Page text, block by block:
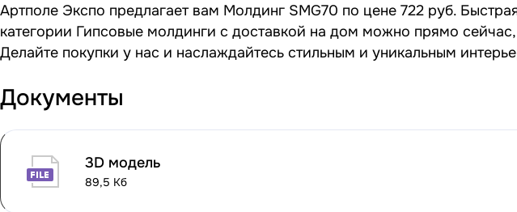
Артполе Экспо предлагает вам Молдинг SMG70 по цене 722 руб.
категории Гипсовые молдинги с доставкой на дом можно прямо
Делайте покупки у нас и наслаждайтесь стильным и уникальным
Документы
3D модель
89,5 Кб